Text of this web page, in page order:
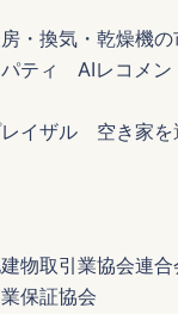
・換気・乾燥機の
ティ AIレコメン
イザル 空き家を
物取引業協会連合
保証協会